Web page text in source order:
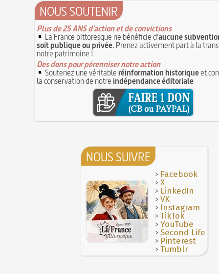
NOUS SOUTENIR
Plus de 25 ANS d'action et de convictions
La France pittoresque ne bénéficie d'aucune
soit publique ou privée. Prenez activement part à la
notre patrimoine !
Des dons pour pérenniser notre action
Soutenez une véritableréinformation historiqueet
la conservation de notre indépendance éditoriale
NOUS SUIVRE
> Facebook
>X
> LinkedIn
>VK
> Instagram
>TikTok
>YouTube
>Second Life
> Pinterest
>Tumblr